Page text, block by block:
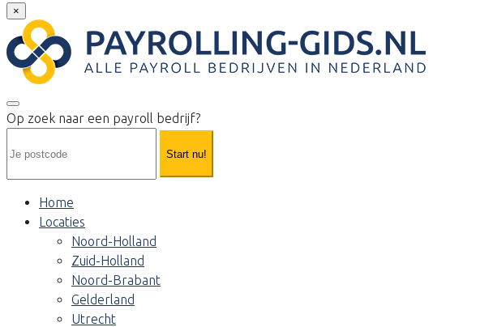
×
Op zoek naar een payroll bedrijf?
Start nu!
Home
Locaties
Noord-Holland
Zuid-Holland
Noord-Brabant
Gelderland
Utrecht